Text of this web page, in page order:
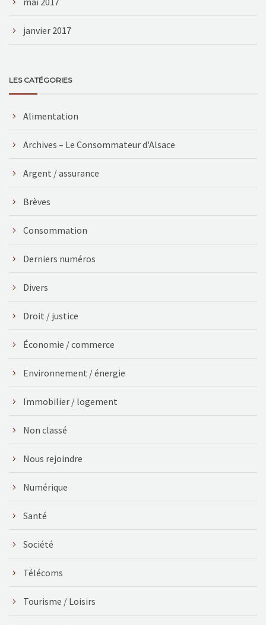
janvier 2017
LES CATÉGORIES
Alimentation
Archives – Le Consommateur d'Alsace
Argent / assurance
Brèves
Consommation
Derniers numéros
Divers
Droit / justice
Économie / commerce
Environnement / énergie
Immobilier / logement
Non classé
Nous rejoindre
Numérique
Santé
Société
Télécoms
Tourisme / Loisirs